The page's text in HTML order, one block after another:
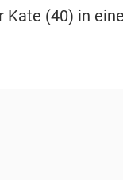
Kate (40) in